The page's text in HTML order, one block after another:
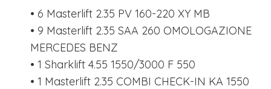
• 6 Masterlift 2.35 PV 160-220 XY MB
• 9 Masterlift 2.35 SAA 260 OMOLOGAZIONE
MERCEDES BENZ
• 1 Sharklift 4.55 1550/3000 F 550
• 1 Masterlift 2.35 COMBI CHECK-IN KA 1550